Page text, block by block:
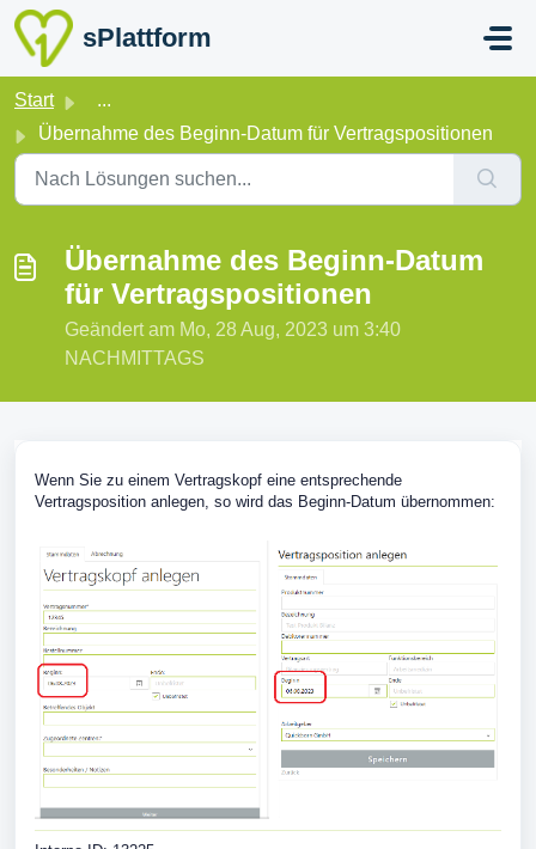
Zum hauptsächlichen Inhalt gehen
sPlattform
Start
...
Übernahme des Beginn-Datum für Vertragspositionen
Übernahme des Beginn-Datum
für Vertragspositionen
Geändert am Mo, 28 Aug, 2023 um 3:40
NACHMITTAGS
Wenn Sie zu einem Vertragskopf eine entsprechende
Vertragsposition anlegen, so wird das Beginn-Datum übernommen: